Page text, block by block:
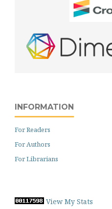
INFORMATION
For Readers
For Authors
For Librarians
View My Stats